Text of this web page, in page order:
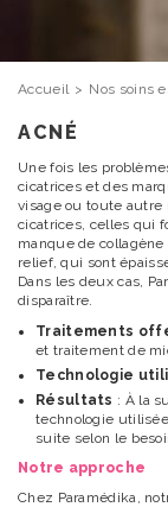
Accueil Nos soins
ACNÉ
Une fois les
cicatrices et des
visage ou toute autre
cicatrices, celles qui
manque de
relief, qui sont
Dans les deux cas,
disparaître.
Traitements
et traitement de
Technologie
Résultats : À la
technologie
suite selon le
Notre approche
Chez Paramédika,